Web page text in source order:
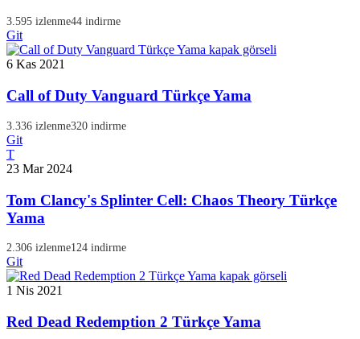
3.595 izlenme44 indirme
Git
6 Kas 2021
Call of Duty Vanguard Türkçe Yama
3.336 izlenme320 indirme
Git
T
23 Mar 2024
Tom Clancy's Splinter Cell: Chaos Theory Türkçe
Yama
2.306 izlenme124 indirme
Git
1 Nis 2021
Red Dead Redemption 2 Türkçe Yama